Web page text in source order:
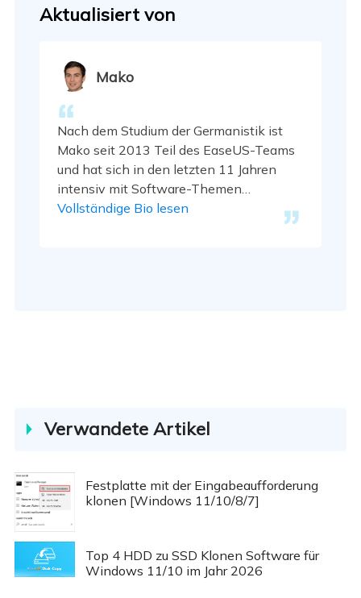
Aktualisiert von
Mako
Nach dem Studium der Germanistik ist
Mako seit 2013 Teil des EaseUS-Teams
und hat sich in den letzten 11 Jahren
intensiv mit Software-Themen
beschäftigt. Der Schwerpunkt liegt auf
Vollständige Bio lesen
Verwandete Artikel
Festplatte mit der Eingabeaufforderung
klonen [Windows 11/10/8/7]
Top 4 HDD zu SSD Klonen Software für
Windows 11/10 im Jahr 2026